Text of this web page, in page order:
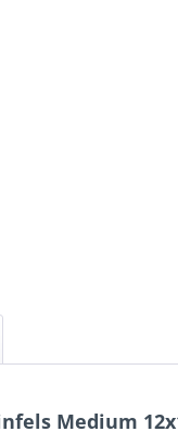
Medium